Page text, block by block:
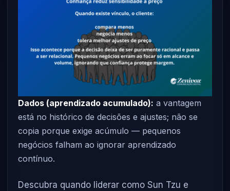
Dados (aprendizado acumulado): a vantagem
está no histórico de decisões e ajustes; não se
copia porque exige acúmulo — pequenos
negócios falham ao ignorar aprendizado
contínuo.
Descubra quando liderar como Sun Tzu e